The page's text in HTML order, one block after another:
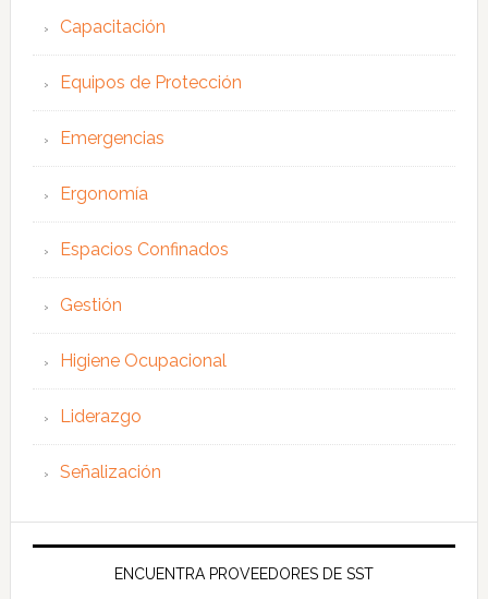
Capacitación
Equipos de Protección
Emergencias
Ergonomía
Espacios Confinados
Gestión
Higiene Ocupacional
Liderazgo
Señalización
ENCUENTRA PROVEEDORES DE SST